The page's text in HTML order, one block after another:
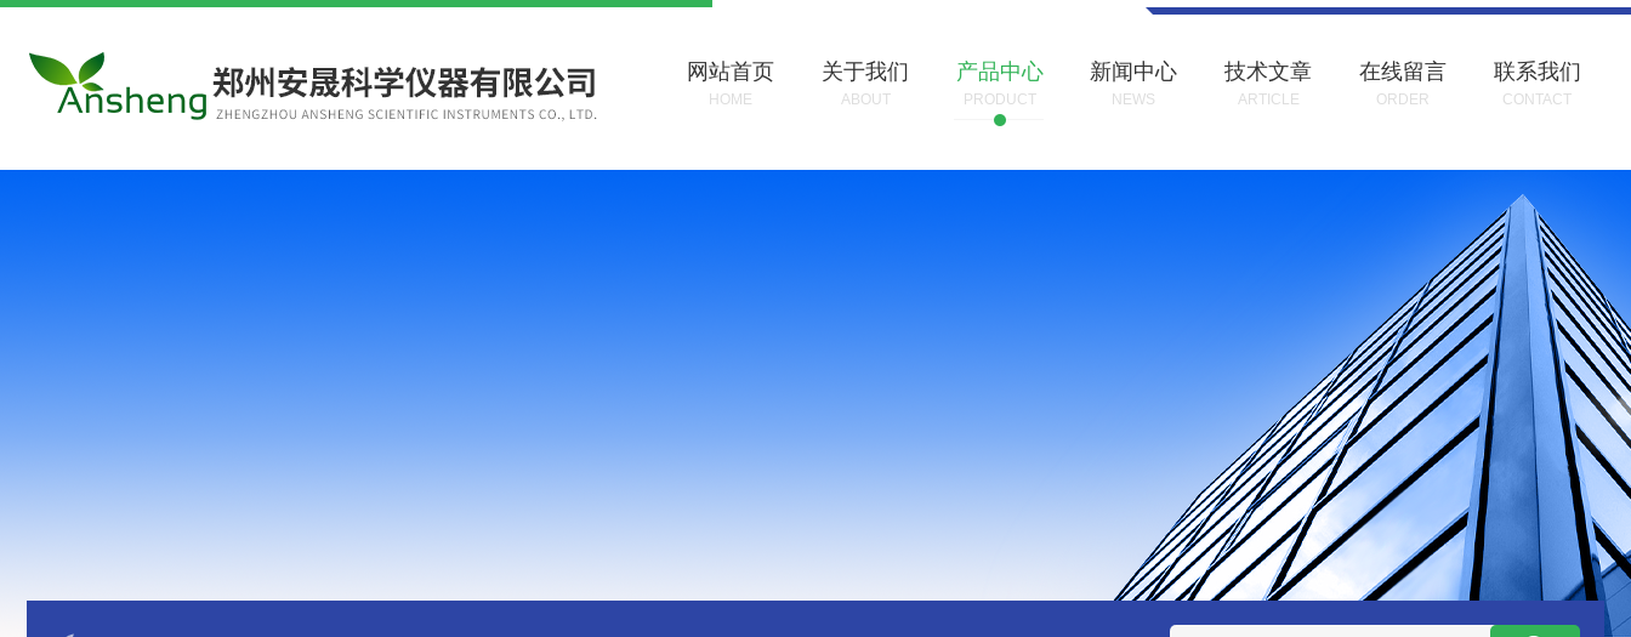
网站首页
HOME
关于我们
ABOUT
产品中心
PRODUCT
新闻中心
NEWS
技术文章
ARTICLE
在线留言
ORDER
联系我们
CONTACT